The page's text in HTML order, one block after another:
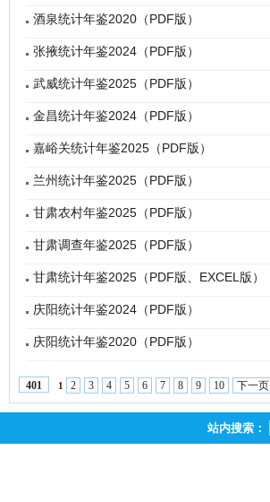
酒泉统计年鉴2020（PDF版）
张掖统计年鉴2024（PDF版）
武威统计年鉴2025（PDF版）
金昌统计年鉴2024（PDF版）
嘉峪关统计年鉴2025（PDF版）
兰州统计年鉴2025（PDF版）
甘肃农村年鉴2025（PDF版）
甘肃调查年鉴2025（PDF版）
甘肃统计年鉴2025（PDF版、EXCEL版）
庆阳统计年鉴2024（PDF版）
庆阳统计年鉴2020（PDF版）
401 1 2 3 4 5 6 7 8 9 10 下一页
站内搜索：